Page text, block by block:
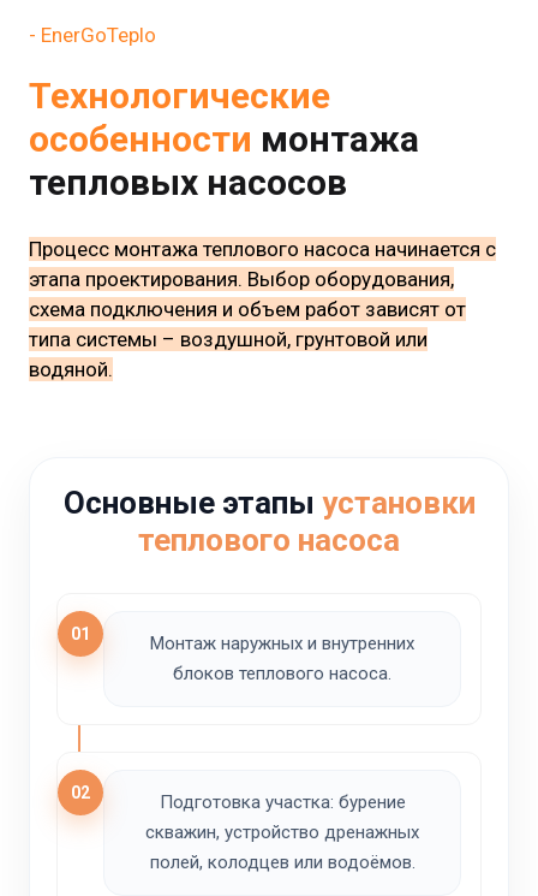
- EnerGoTeplo
Технологические
особенности монтажа
тепловых насосов
Процесс монтажа теплового насоса начинается с
этапа проектирования. Выбор оборудования,
схема подключения и объем работ зависят от
типа системы – воздушной, грунтовой или
водяной.
Основные этапы установки
теплового насоса
01
Монтаж наружных и внутренних
блоков теплового насоса.
02
Подготовка участка: бурение
скважин, устройство дренажных
полей, колодцев или водоёмов.